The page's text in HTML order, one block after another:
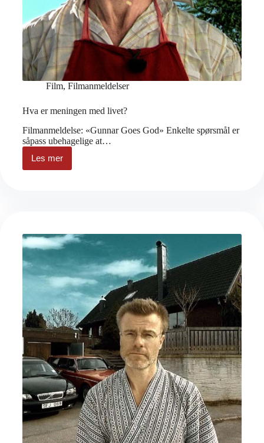
Film, Filmanmeldelser
Hva er meningen med livet?
Filmanmeldelse: «Gunnar Goes God» Enkelte spørsmål er
såpass ubehagelige at…
Les mer
Hva
er